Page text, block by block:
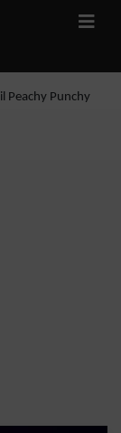
Peachy Punchy